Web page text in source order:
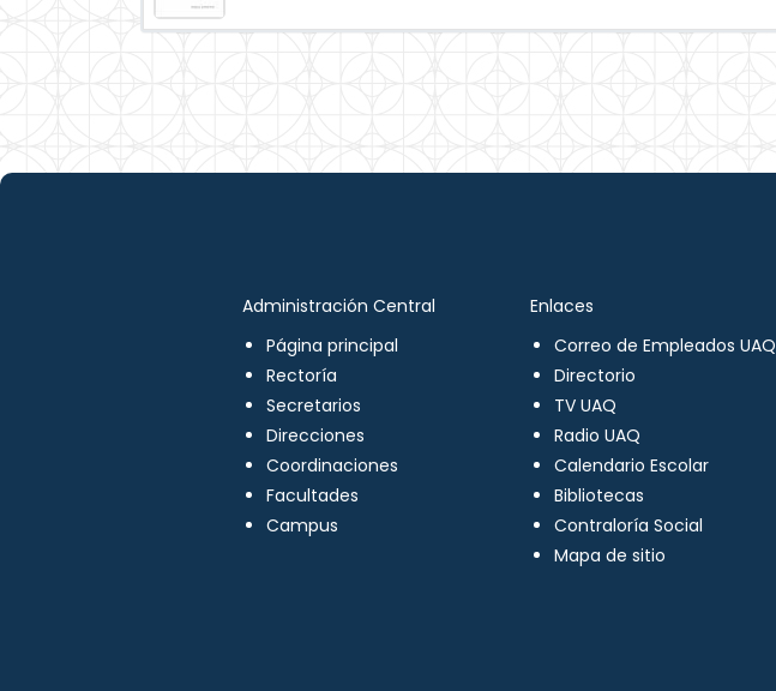
Administración Central
Página principal
Rectoría
Secretarios
Direcciones
Coordinaciones
Facultades
Campus
Enlaces
Correo de Empleados UAQ
Directorio
TV UAQ
Radio UAQ
Calendario Escolar
Bibliotecas
Contraloría Social
Mapa de sitio